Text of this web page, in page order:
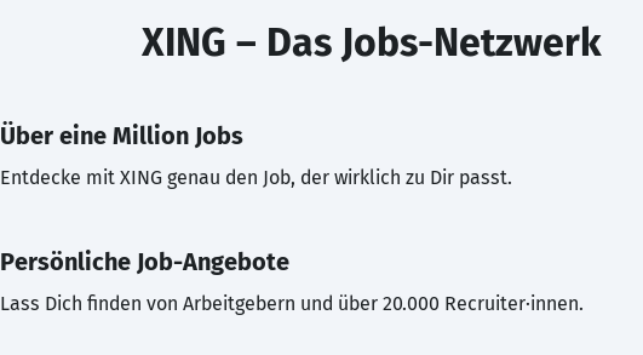
XING – Das Jobs-Netzwerk
Über eine Million Jobs
Entdecke mit XING genau den Job, der wirklich zu Dir passt.
Persönliche Job-Angebote
Lass Dich finden von Arbeitgebern und über 20.000 Recruiter·innen.